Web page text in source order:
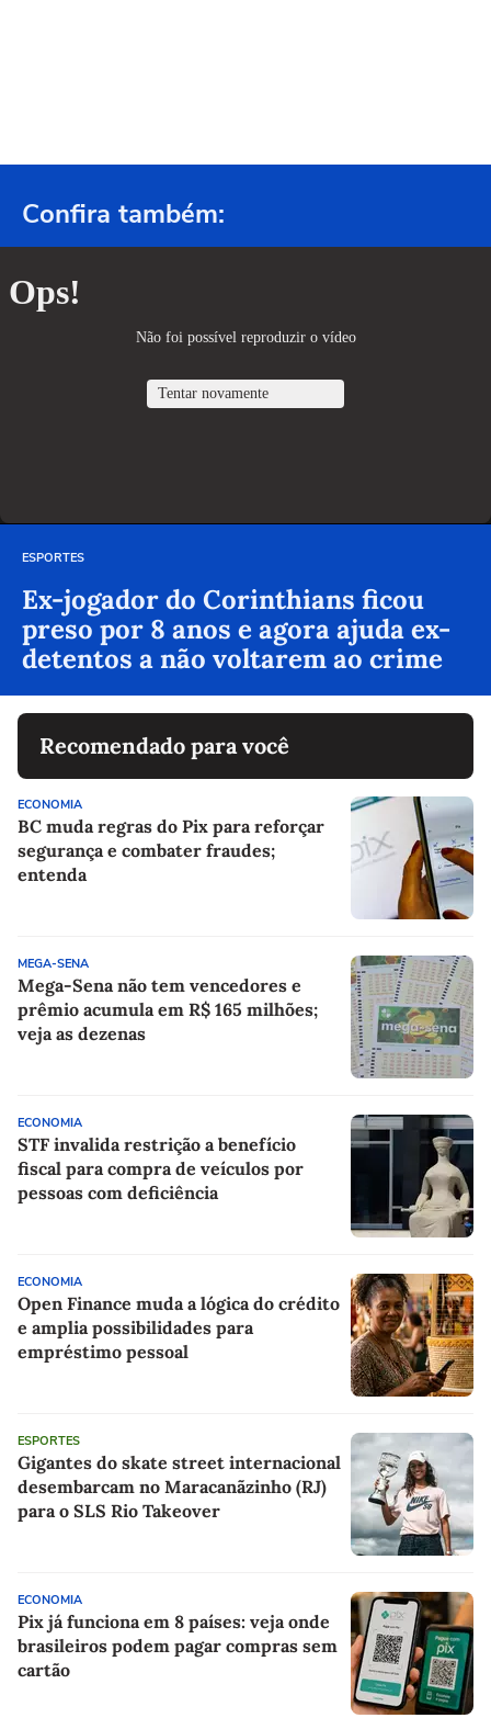
Confira também:
ESPORTES
Ex-jogador do Corinthians ficou
preso por 8 anos e agora ajuda ex-
detentos a não voltarem ao crime
Recomendado para você
ECONOMIA
BC muda regras do Pix para reforçar
segurança e combater fraudes;
entenda
MEGA-SENA
Mega-Sena não tem vencedores e
prêmio acumula em R$ 165 milhões;
veja as dezenas
ECONOMIA
STF invalida restrição a benefício
fiscal para compra de veículos por
pessoas com deficiência
ECONOMIA
Open Finance muda a lógica do crédito
e amplia possibilidades para
empréstimo pessoal
ESPORTES
Gigantes do skate street internacional
desembarcam no Maracanãzinho (RJ)
para o SLS Rio Takeover
ECONOMIA
Pix já funciona em 8 países: veja onde
brasileiros podem pagar compras sem
cartão